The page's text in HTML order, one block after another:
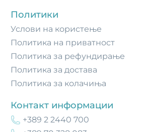
Политики
Услови на користење
Политика на приватност
Политика за рефундирање
Политика за достава
Политика за колачиња
Контакт информации
+389 2 2440 700